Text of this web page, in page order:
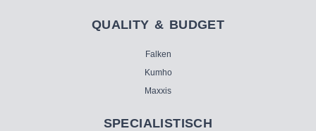
QUALITY & BUDGET
Falken
Kumho
Maxxis
SPECIALISTISCH